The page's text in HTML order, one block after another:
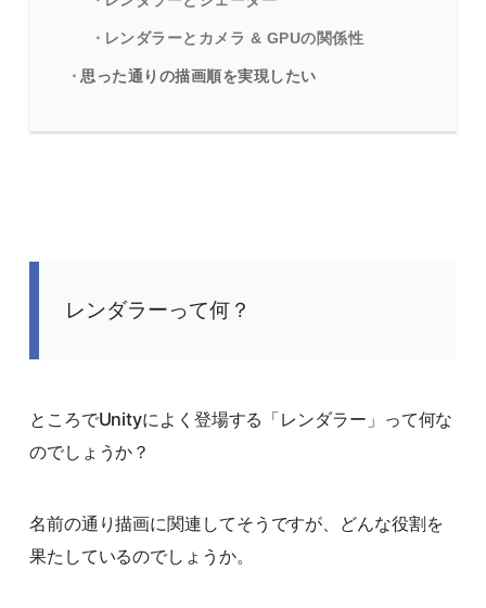
レンダラーとカメラ & GPUの関係性
思った通りの描画順を実現したい
レンダラーって何？
ところでUnityによく登場する「レンダラー」って何な
のでしょうか？
名前の通り描画に関連してそうですが、どんな役割を
果たしているのでしょうか。